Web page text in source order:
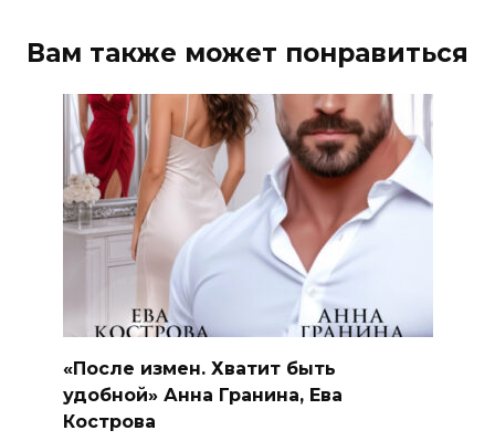
Вам также может понравиться
«После измен. Хватит быть
удобной» Анна Гранина, Ева
Кострова